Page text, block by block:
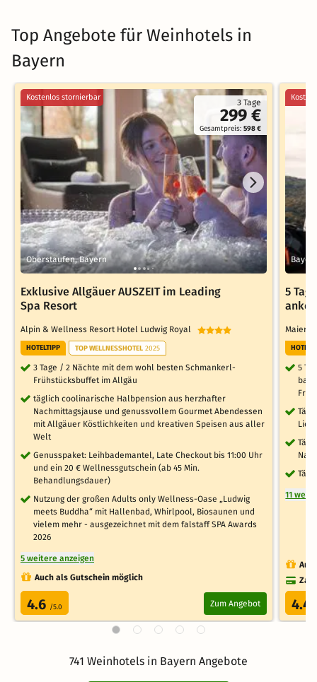
Top Angebote für Weinhotels in
Bayern
3 Tage
299 €
Gesamtpreis:598 €
Kostenlos stornierbar
Oberstaufen, Bayern
Exklusive Allgäuer AUSZEIT im Leading
Spa Resort
Alpin & Wellness Resort Hotel Ludwig Royal
HOTELTIPP TOP WELLNESSHOTEL 2025
3 Tage / 2 Nächte mit dem wohl besten Schmankerl-
Frühstücksbuffet im Allgäu
täglich coolinarische Halbpension aus herzhafter
Nachmittagsjause und genussvollem Gourmet Abendessen
mit Allgäuer Köstlichkeiten und kreativen Speisen aus aller
Welt
Genusspaket: Leihbademantel, Late Checkout bis 11:00 Uhr
und ein 20 € Wellnessgutschein (ab 45 Min.
Behandlungsdauer)
Nutzung der großen Adults only Wellness-Oase „Ludwig
meets Buddha“ mit Hallenbad, Whirlpool, Biosaunen und
vielem mehr - ausgezeichnet mit dem falstaff SPA Awards
2026
5 weitere anzeigen
Auch als Gutschein möglich
4.6 /5.0 Zum Angebot
5
5
11
4.4
741 Weinhotels in Bayern Angebote